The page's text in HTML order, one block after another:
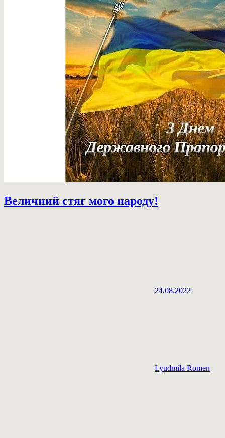
Величний стяг мого народу!
24.08.2022
Lyudmila Romen